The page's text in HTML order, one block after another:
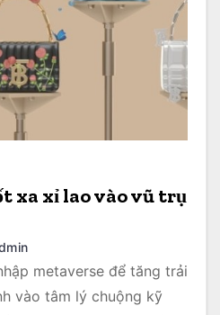
xa xỉ lao vào vũ trụ
metaverse để tăng trải
vào tâm lý chuộng kỹ